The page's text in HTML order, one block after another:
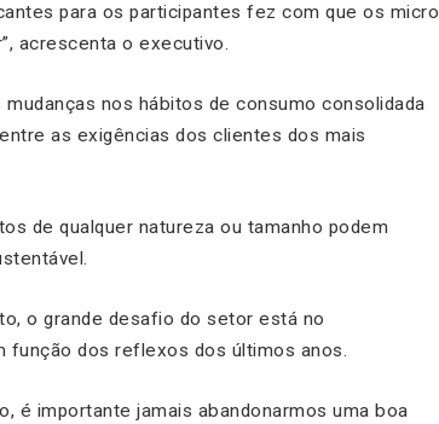
para os participantes fez com que os micro
acrescenta o executivo.
nos hábitos de consumo consolidada
as exigências dos clientes dos mais
de qualquer natureza ou tamanho podem
o grande desafio do setor está no
função dos reflexos dos últimos anos.
é importante jamais abandonarmos uma boa